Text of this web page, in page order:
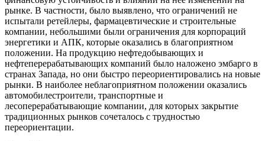
рынке. В частности, было выявлено, что ограничений не
испытали ретейлеры, фармацевтические и строительные
компании, небольшими были ограничения для корпораций
энергетики и АПК, которые оказались в благоприятном
положении. На продукцию нефтедобывающих и
нефтеперерабатывающих компаний было наложено эмбарго в
странах Запада, но они быстро переориентировались на новые
рынки. В наиболее неблагоприятном положении оказались
автомобилестроители, транспортные и
лесоперерабатывающие компании, для которых закрытие
традиционных рынков сочеталось с трудностью
переориентации.